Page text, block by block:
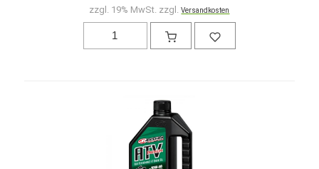
zzgl. 19% MwSt. zzgl.Versandkosten